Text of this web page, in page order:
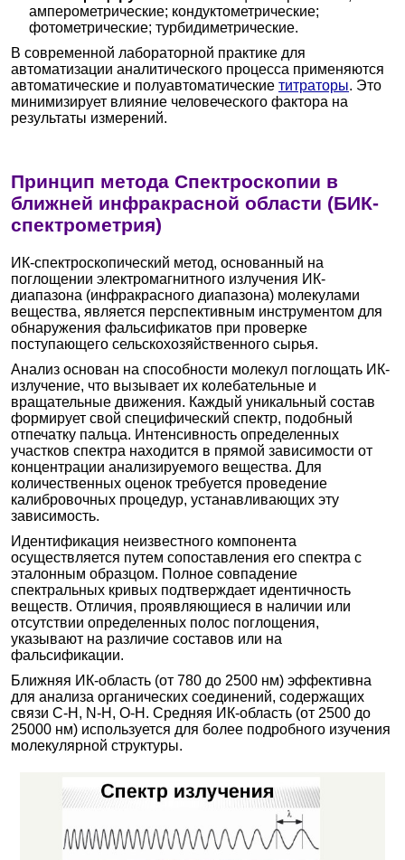
амперометрические; кондуктометрические;
фотометрические; турбидиметрические.
В современной лабораторной практике для
автоматизации аналитического процесса применяются
автоматические и полуавтоматические титраторы. Это
минимизирует влияние человеческого фактора на
результаты измерений.
Принцип метода Спектроскопии в
ближней инфракрасной области (БИК-
спектрометрия)
ИК-спектроскопический метод, основанный на
поглощении электромагнитного излучения ИК-
диапазона (инфракрасного диапазона) молекулами
вещества, является перспективным инструментом для
обнаружения фальсификатов при проверке
поступающего сельскохозяйственного сырья.
Анализ основан на способности молекул поглощать ИК-
излучение, что вызывает их колебательные и
вращательные движения. Каждый уникальный состав
формирует свой специфический спектр, подобный
отпечатку пальца. Интенсивность определенных
участков спектра находится в прямой зависимости от
концентрации анализируемого вещества. Для
количественных оценок требуется проведение
калибровочных процедур, устанавливающих эту
зависимость.
Идентификация неизвестного компонента
осуществляется путем сопоставления его спектра с
эталонным образцом. Полное совпадение
спектральных кривых подтверждает идентичность
веществ. Отличия, проявляющиеся в наличии или
отсутствии определенных полос поглощения,
указывают на различие составов или на
фальсификации.
Ближняя ИК-область (от 780 до 2500 нм) эффективна
для анализа органических соединений, содержащих
связи C-H, N-H, O-H. Средняя ИК-область (от 2500 до
25000 нм) используется для более подробного изучения
молекулярной структуры.